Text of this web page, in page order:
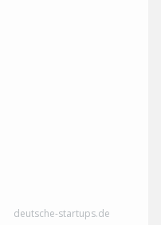
deutsche-startups.de